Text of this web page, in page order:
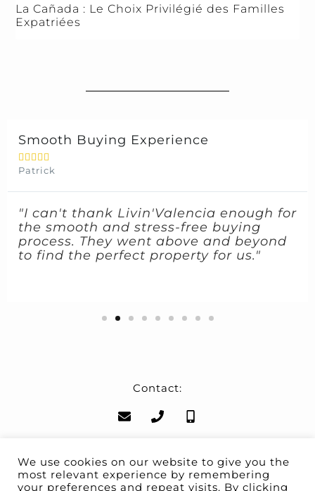
La Cañada : Le Choix Privilégié des Familles
Expatriées
Smooth Buying Experience
    
Patrick
"I can't thank Livin'Valencia enough for
the smooth and stress-free buying
process. They went above and beyond
to find the perfect property for us."
Contact:
Nous suivre:
We use cookies on our website to give you the
most relevant experience by remembering
your preferences and repeat visits. By clicking